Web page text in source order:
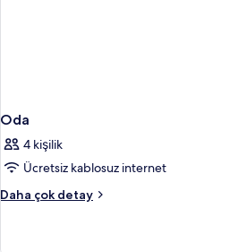
Oda
4 kişilik
Ücretsiz kablosuz internet
Daha çok detay
Oda